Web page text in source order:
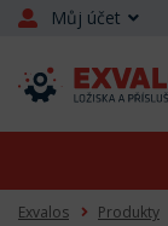
Můj účet
Exvalos Produkty